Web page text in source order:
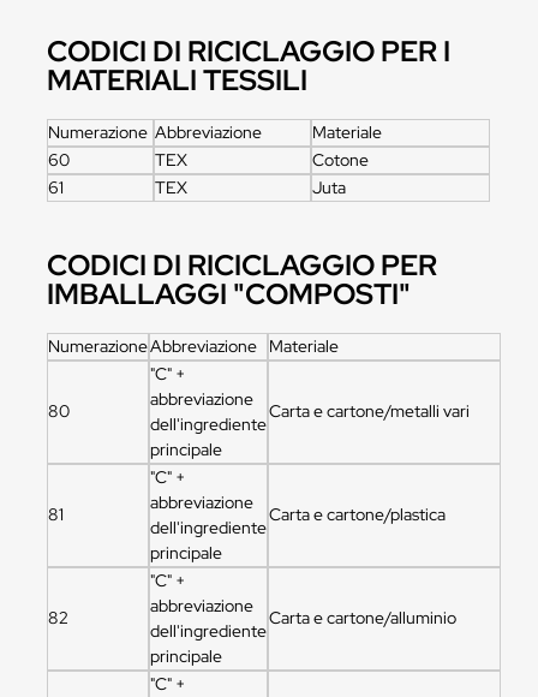
CODICI DI RICICLAGGIO PER I
MATERIALI TESSILI
Numerazione Abbreviazione
Materiale
60
TEX
Cotone
61
TEX Juta
CODICI DI RICICLAGGIO PER
IMBALLAGGI "COMPOSTI"
NumerazioneAbbreviazione Materiale
80
"C" +
abbreviazione
dell'ingrediente
principale
Carta e cartone/metalli vari
81
"C" +
abbreviazione
dell'ingrediente
principale
Carta e cartone/plastica
82
"C" +
abbreviazione
dell'ingrediente
principale
Carta e cartone/alluminio
"C" +